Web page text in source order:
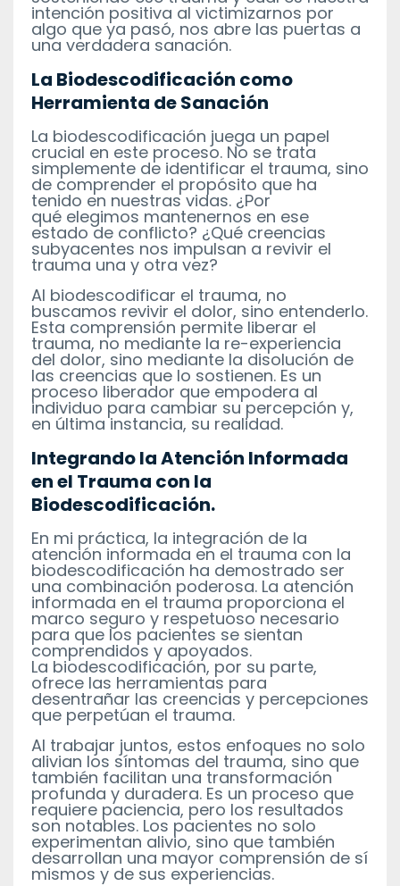
intención positiva al victimizarnos por
algo que ya pasó, nos abre las puertas a
una verdadera sanación.
La Biodescodificación como
Herramienta de Sanación
La biodescodificación juega un papel
crucial en este proceso. No se trata
simplemente de identificar el trauma, sino
de comprender el propósito que ha
tenido en nuestras vidas. ¿Por
qué elegimos mantenernos en ese
estado de conflicto? ¿Qué creencias
subyacentes nos impulsan a revivir el
trauma una y otra vez?
Al biodescodificar el trauma, no
buscamos revivir el dolor, sino entenderlo.
Esta comprensión permite liberar el
trauma, no mediante la re-experiencia
del dolor, sino mediante la disolución de
las creencias que lo sostienen. Es un
proceso liberador que empodera al
individuo para cambiar su percepción y,
en última instancia, su realidad.
Integrando la Atención Informada
en el Trauma con la
Biodescodificación.
En mi práctica, la integración de la
atención informada en el trauma con la
biodescodificación ha demostrado ser
una combinación poderosa. La atención
informada en el trauma proporciona el
marco seguro y respetuoso necesario
para que los pacientes se sientan
comprendidos y apoyados.
La biodescodificación, por su parte,
ofrece las herramientas para
desentrañar las creencias y percepciones
que perpetúan el trauma.
Al trabajar juntos, estos enfoques no solo
alivian los síntomas del trauma, sino que
también facilitan una transformación
profunda y duradera. Es un proceso que
requiere paciencia, pero los resultados
son notables. Los pacientes no solo
experimentan alivio, sino que también
desarrollan una mayor comprensión de sí
mismos y de sus experiencias.